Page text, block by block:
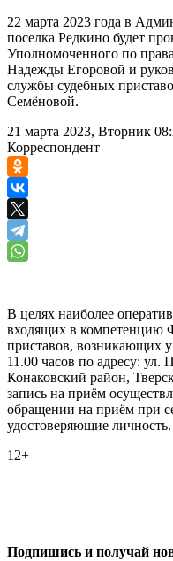
22 марта 2023 года в
поселка Редкино будет
Уполномоченного по
Надежды Егоровой и
службы судебных
Семёновой.
21 марта 2023, Вторник
Корреспондент
В целях наиболее
входящих в компетенцию
приставов, возникающих
11.00 часов по адресу: ул.
Конаковский район,
запись на приём
обращении на приём при
удостоверяющие личность.
12+
Подпишись и получай